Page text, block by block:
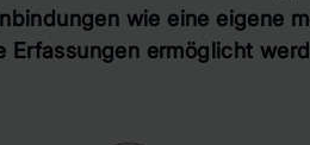
wie eine eigene
Erfassungen ermöglicht